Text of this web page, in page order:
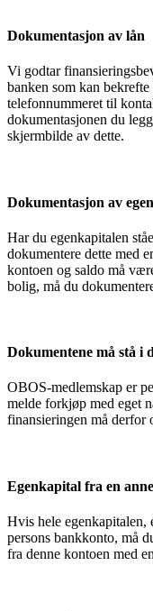
Dokumentasjon av lån
Vi godtar
banken som kan
telefonnummeret til
dokumentasjonen du
skjermbilde av dette.
Dokumentasjon av
Har du egenkapitalen
dokumentere dette med
kontoen og saldo må
bolig, må du
Dokumentene må stå i
OBOS-medlemskap er
melde forkjøp med eget
finansieringen må derfor
Egenkapital fra en
Hvis hele egenkapitalen,
persons bankkonto, må
fra denne kontoen med